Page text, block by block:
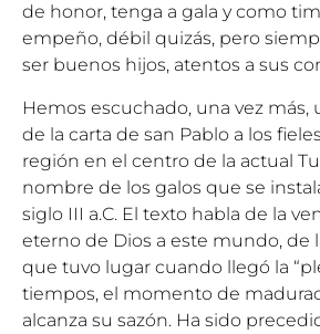
de honor, tenga a gala y como
empeño, débil quizás, pero
ser buenos hijos, atentos a sus
Hemos escuchado, una vez más,
de la carta de san Pablo a los
región en el centro de la actual
nombre de los galos que se
siglo III a.C. El texto habla de la
eterno de Dios a este mundo, de
que tuvo lugar cuando llegó la
tiempos, el momento de
alcanza su sazón. Ha sido